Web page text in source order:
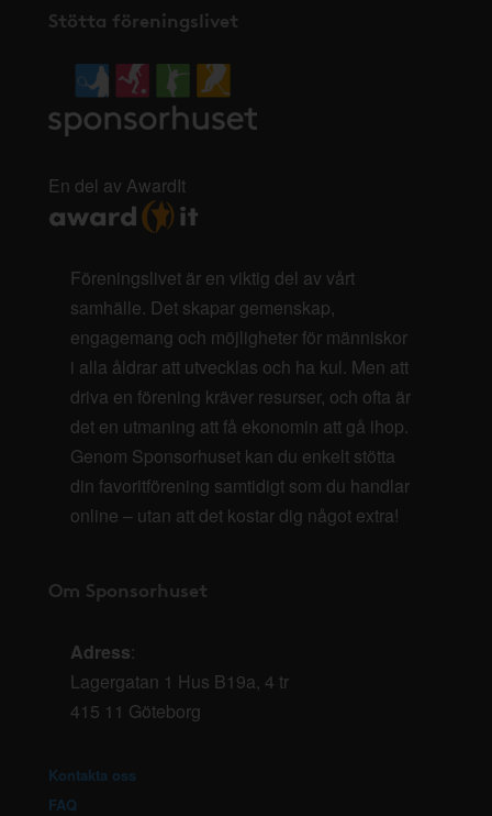
Stötta föreningslivet
En del av AwardIt
Föreningslivet är en viktig del av vårt
samhälle. Det skapar gemenskap,
engagemang och möjligheter för människor
i alla åldrar att utvecklas och ha kul. Men att
driva en förening kräver resurser, och ofta är
det en utmaning att få ekonomin att gå ihop.
Genom Sponsorhuset kan du enkelt stötta
din favoritförening samtidigt som du handlar
online – utan att det kostar dig något extra!
Om Sponsorhuset
Adress:
Lagergatan 1 Hus B19a, 4 tr
415 11 Göteborg
Kontakta oss
FAQ